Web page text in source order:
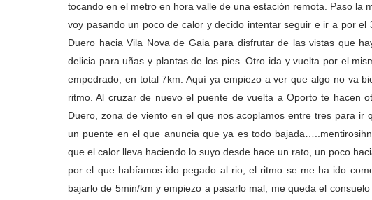
tocando en el metro en hora valle de una estación remota. Paso la
voy pasando un poco de calor y decido intentar seguir e ir a por
Duero hacia Vila Nova de Gaia para disfrutar de las vistas que
delicia para uñas y plantas de los pies. Otro ida y vuelta por el
empedrado, en total 7km. Aquí ya empiezo a ver que algo no va
ritmo. Al cruzar de nuevo el puente de vuelta a Oporto te hacen
Duero, zona de viento en el que nos acoplamos entre tres para ir
un puente en el que anuncia que ya es todo
que el calor lleva haciendo lo suyo desde hace un rato, un poco
por el que habíamos ido pegado al rio, el ritmo se me ha ido
bajarlo de 5min/km y empiezo a pasarlo mal, me queda el